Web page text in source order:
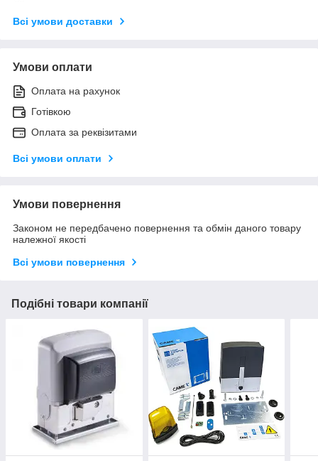
Всі умови доставки
Умови оплати
Оплата на рахунок
Готівкою
Оплата за реквізитами
Всі умови оплати
Умови повернення
Законом не передбачено повернення та обмін даного товару
належної якості
Всі умови повернення
Подібні товари компанії